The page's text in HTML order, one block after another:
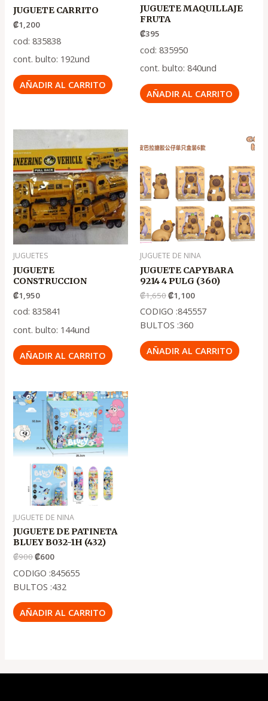
JUGUETE CARRITO
₡1,200
cod: 835838
cont. bulto: 192und
AÑADIR AL CARRITO
JUGUETE MAQUILLAJE
FRUTA
₡395
cod: 835950
cont. bulto: 840und
AÑADIR AL CARRITO
JUGUETES
JUGUETE
CONSTRUCCION
₡1,950
cod: 835841
cont. bulto: 144und
AÑADIR AL CARRITO
JUGUETE DE NINA
JUGUETE CAPYBARA
9214 4 PULG (360)
₡1,650
precio
original
era:
₡1,650
₡1,100
precio
actual
es:
.
₡1,100
CODIGO :845557
BULTOS :360
AÑADIR AL CARRITO
JUGUETE DE NINA
JUGUETE DE PATINETA
BLUEY B032-1H (432)
₡900
El
precio
original
era:
₡900
₡600
El
precio
actual
es:
.
₡600
CODIGO :845655
BULTOS :432
AÑADIR AL CARRITO